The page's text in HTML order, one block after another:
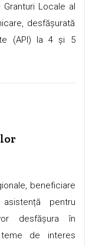
Locale al
desfășurată
(API) la 4 și 5
beneficiare
pentru
desfășura în
de interes